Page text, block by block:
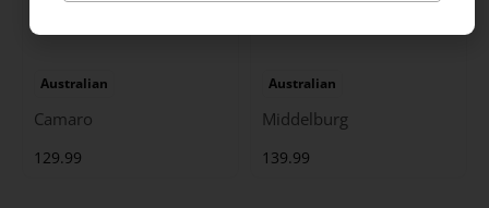
Australian
Camaro
129.99
Australian
Middelburg
139.99